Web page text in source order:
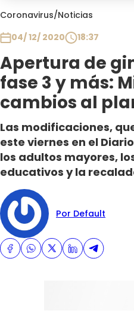
Coronavirus/Noticias
04/ 12/ 2020
18:37
Apertura de
fase 3 y más:
cambios al
Las modificaciones,
este viernes en el
los adultos mayores,
educativos y la
Por Default
Club De La Comedia
Plan Perfecto
El Tiempo
Sabingo
Todos Los